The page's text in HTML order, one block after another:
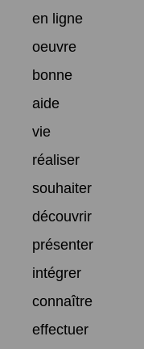
en ligne
oeuvre
bonne
aide
vie
réaliser
souhaiter
découvrir
présenter
intégrer
connaître
effectuer